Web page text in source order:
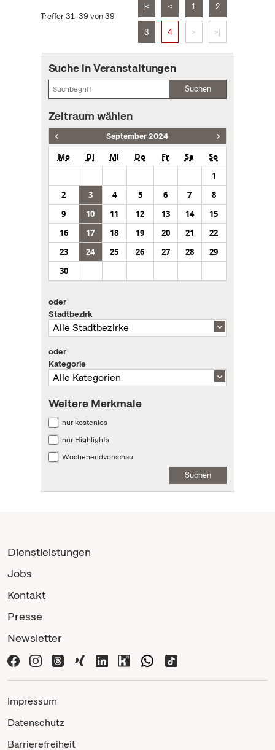
Treffer 31–39 von 39
|< < 1 2
3 4 > >|
Suche in Veranstaltungen
Suchen
Zeitraum wählen
September 2024
Mo Di Mi Do Fr Sa
So
1
2
3 4 5 6 7
8
9
10 11 12 13 14
15
16
17 18 19 20 21
22
23
24 25 26 27 28
29
30
oder
Stadtbezirk
oder
Kategorie
Weitere Merkmale
nur kostenlos
nur Highlights
Wochenendvorschau
Suchen
Dienstleistungen
Jobs
Kontakt
Presse
Newsletter
Impressum
Datenschutz
Barrierefreiheit